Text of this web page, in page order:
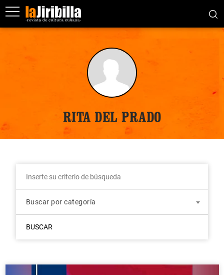
RITA DEL PRADO
Buscar por categoría
BUSCAR